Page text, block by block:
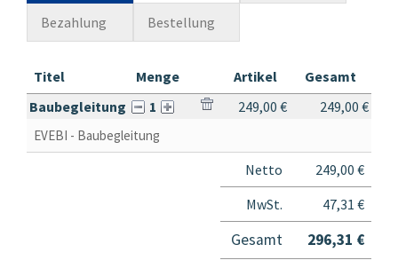
Bezahlung Bestellung
Titel Menge Artikel
Gesamt
Baubegleitung
1 249,00 € 249,00 €
EVEBI - Baubegleitung
Netto
249,00 €
MwSt.
47,31 €
Gesamt 296,31 €